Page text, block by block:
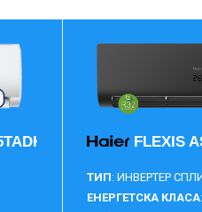
THC/ FLEXIS
ТИП: ИНВЕРТЕР
ЕНЕРГЕТСКА КЛАСА